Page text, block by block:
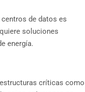
de datos es
soluciones
energía.
críticas como